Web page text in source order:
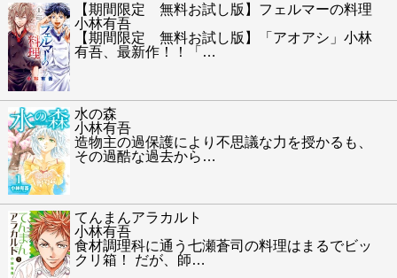
【期間限定 無料お試し版】フェルマーの料理
小林有吾
【期間限定 無料お試し版】「アオアシ」小林
有吾、最新作！！「 …
水の森
小林有吾
造物主の過保護により不思議な力を授かるも、
その過酷な過去から …
てんまんアラカルト
小林有吾
食材調理科に通う七瀬蒼司の料理はまるでビッ
クリ箱！ だが、師…